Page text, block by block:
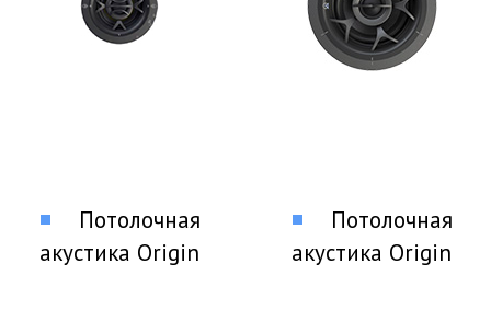
Потолочная
акустика Origin
Потолочная
акустика Origin